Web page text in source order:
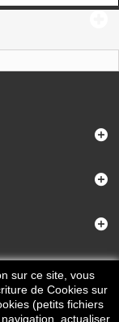
sur ce site, vous
de Cookies sur
(petits fichiers
actualiser